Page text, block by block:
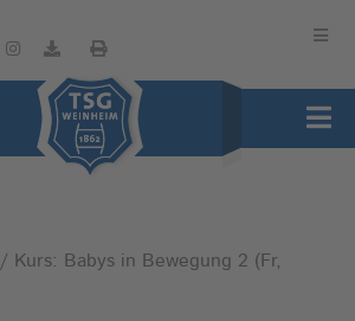
/ Kurs: Babys in Bewegung 2 (Fr,